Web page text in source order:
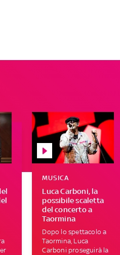
Luca Carboni, la
possibile scaletta
del concerto a
Taormina
MUSICA
Dopo lo spettacolo a
Taormina, Luca
Carboni proseguirà la